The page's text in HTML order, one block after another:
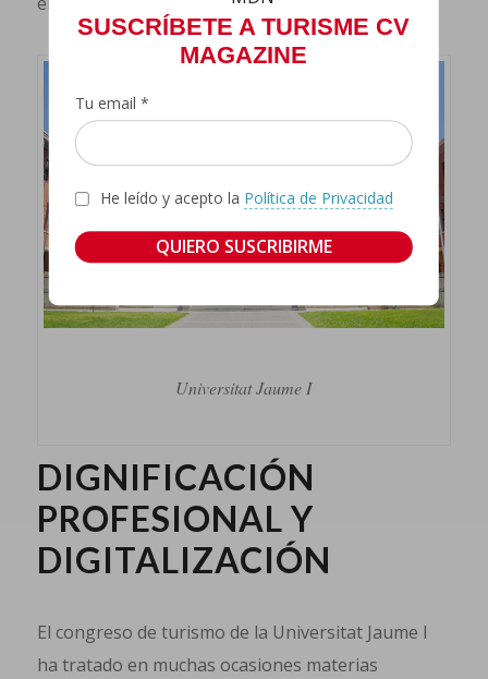
SUSCRÍBETE A TURISME CV
MAGAZINE
Tu email *
He leído y acepto la Política de Privacidad
Universitat Jaume I
DIGNIFICACIÓN
PROFESIONAL Y
DIGITALIZACIÓN
El congreso de turismo de la Universitat Jaume I
ha tratado en muchas ocasiones materias